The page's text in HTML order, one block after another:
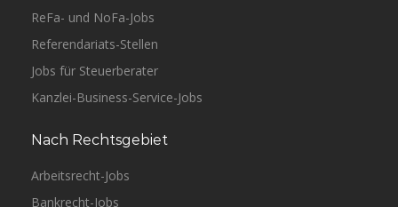
ReFa- und NoFa-Jobs
Referendariats-Stellen
Jobs für Steuerberater
Kanzlei-Business-Service-Jobs
Nach Rechtsgebiet
Arbeitsrecht-Jobs
Bankrecht-Jobs